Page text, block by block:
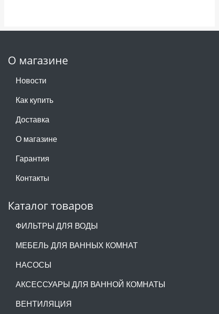
О магазине
Новости
Как купить
Доставка
О магазине
Гарантия
Контакты
Каталог товаров
ФИЛЬТРЫ ДЛЯ ВОДЫ
МЕБЕЛЬ ДЛЯ ВАННЫХ КОМНАТ
НАСОСЫ
АКСЕССУАРЫ ДЛЯ ВАННОЙ КОМНАТЫ
ВЕНТИЛЯЦИЯ